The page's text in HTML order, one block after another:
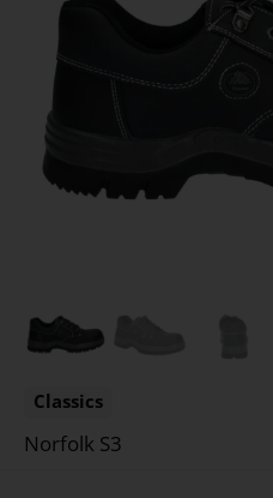
Classics
Norfolk S3